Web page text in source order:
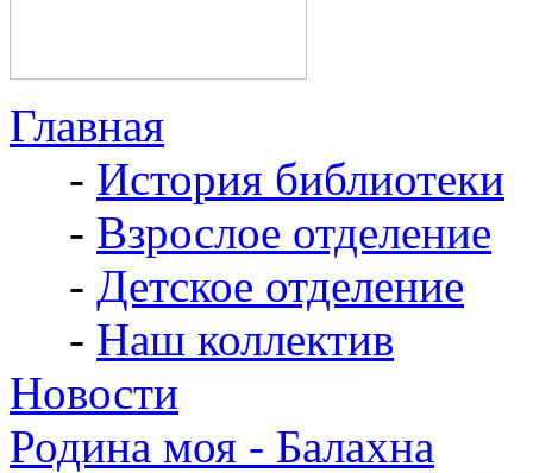
Главная
- История библиотеки
- Взрослое отделение
- Детское отделение
- Наш коллектив
Новости
Родина моя - Балахна